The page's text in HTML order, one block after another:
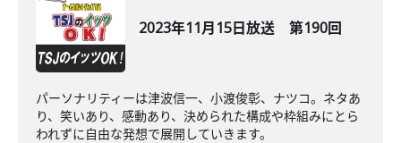
2023年11月15日放送 第190回
パーソナリティーは津波信一、小渡俊彰、ナツコ。ネタあ
り、笑いあり、感動あり、決められた構成や枠組みにとら
われずに自由な発想で展開していきます。